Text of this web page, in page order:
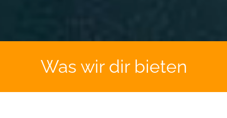
Was wir dir bieten